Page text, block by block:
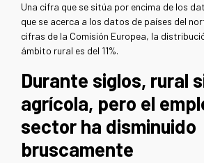
Una cifra que se sitúa por encima de los
que se acerca a los datos de países del
cifras de la Comisión Europea, la
ámbito rural es del 11%.
Durante siglos, rural
agrícola, pero el
sector ha disminuido
bruscamente